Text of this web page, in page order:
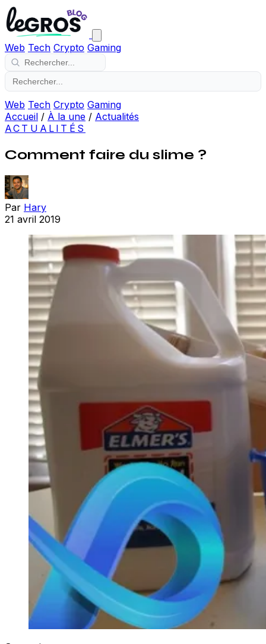
Web Tech Crypto Gaming
Web Tech Crypto Gaming
Accueil / À la une / Actualités
ACTUALITÉS
Comment faire du slime ?
Par Hary
21 avril 2019